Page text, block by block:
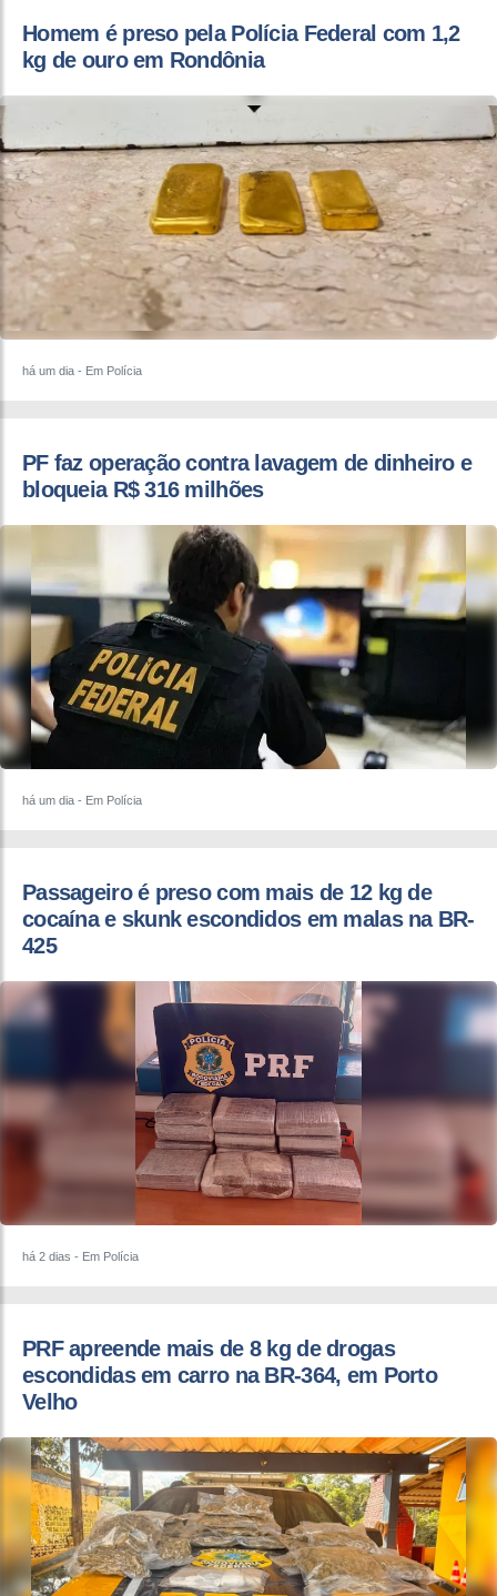
Homem é preso pela Polícia Federal com 1,2
kg de ouro em Rondônia
há um dia - Em Polícia
PF faz operação contra lavagem de dinheiro e
bloqueia R$ 316 milhões
há um dia - Em Polícia
Passageiro é preso com mais de 12 kg de
cocaína e skunk escondidos em malas na BR-
425
há 2 dias - Em Polícia
PRF apreende mais de 8 kg de drogas
escondidas em carro na BR-364, em Porto
Velho